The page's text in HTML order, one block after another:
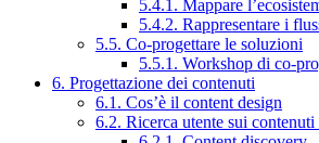
5.4.1. Mappare
5.4.2. Rappresentare i
5.5. Co-progettare le soluzioni
5.5.1. Workshop di co-
6. Progettazione dei contenuti
6.1. Cos’è il content design
6.2. Ricerca utente sui